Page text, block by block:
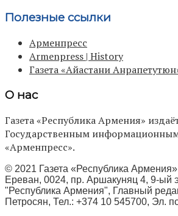
Полезные ссылки
Арменпресс
Armenpress | History
Газета «Айастани
О нас
Газета «Республика Армения»
Государственным
«Арменпресс».
© 2021 Газета «Республика
Ереван, 0024, пр. Аршакуняц 4, 9-ый
"Республика Армения", Главный
Петросян, Тел.: +374 10 545700, Эл.